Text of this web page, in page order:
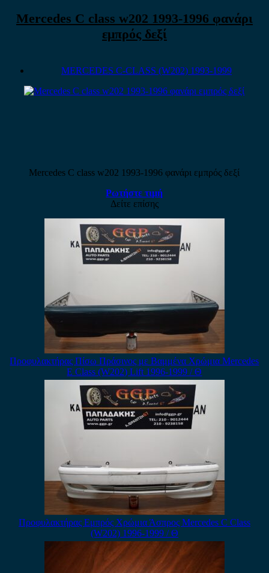
Mercedes C class w202 1993-1996 φανάρι
εμπρός δεξί
MERCEDES C-CLASS (W202) 1993-1999
Mercedes C class w202 1993-1996 φανάρι εμπρός δεξί
Ρωτήστε τιμή
Δείτε επίσης
Προφυλακτήρας Πίσω Πράσινος με Βαμμένα Χρώμια Mercedes
E Class (W202) Lift 1996-1999 / Θ
Προφυλακτήρας Εμπρός Χρώμια Άσπρος Mercedes C Class
(W202) 1996-1999 / Θ